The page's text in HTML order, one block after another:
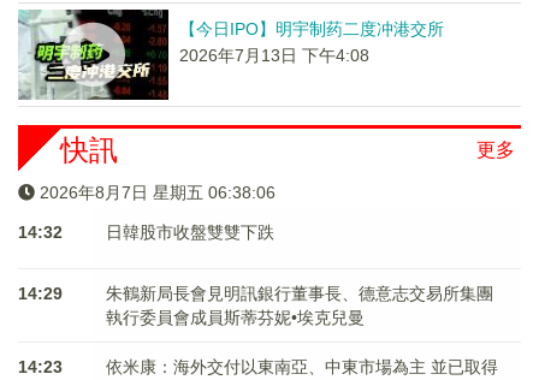
【今日IPO】明宇制药二度冲港交所
2026年7月13日 下午4:08
更多
快訊
2026年8月7日 星期五 06:38:06
14:32 日韓股市收盤雙雙下跌
14:29
朱鶴新局長會見明訊銀行董事長、德意志交易所集團
執行委員會成員斯蒂芬妮•埃克兒曼
14:23
依米康：海外交付以東南亞、中東市場為主 並已取得